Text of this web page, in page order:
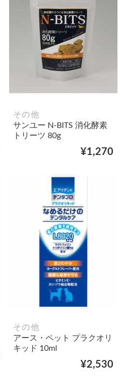
その他
サンユー N-BITS 消化酵素
トリーツ 80g
¥1,270
その他
アース・ペット プラクオリ
キッド 10ml
¥2,530